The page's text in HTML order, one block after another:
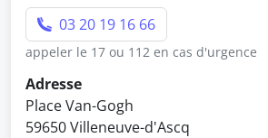
03 20 19 16 66
appeler le 17 ou 112 en cas d'urgence
Adresse
Place Van-Gogh
59650 Villeneuve-d'Ascq